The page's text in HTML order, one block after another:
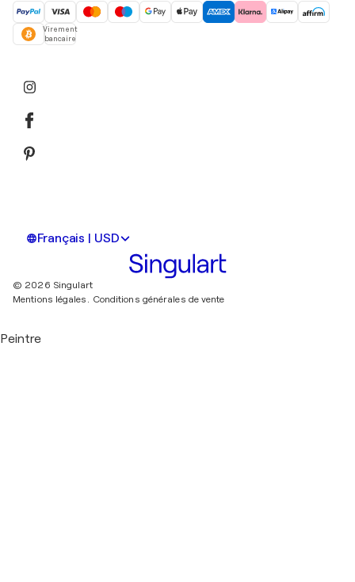
Virement
bancaire
Français | USD
© 2026 Singulart
Mentions légales.
Conditions générales de vente
Peintre